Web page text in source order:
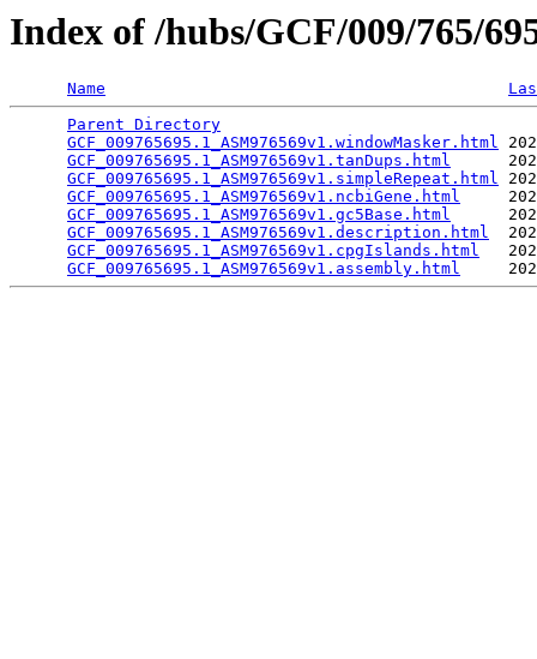
Index of /hubs/GCF/009/765/
Name
Parent Directory
GCF_009765695.1_ASM976569v1.windowMasker.html
GCF_009765695.1_ASM976569v1.tanDups.html
GCF_009765695.1_ASM976569v1.simpleRepeat.html
GCF_009765695.1_ASM976569v1.ncbiGene.html
GCF_009765695.1_ASM976569v1.gc5Base.html
GCF_009765695.1_ASM976569v1.description.html
GCF_009765695.1_ASM976569v1.cpgIslands.html
GCF_009765695.1_ASM976569v1.assembly.html